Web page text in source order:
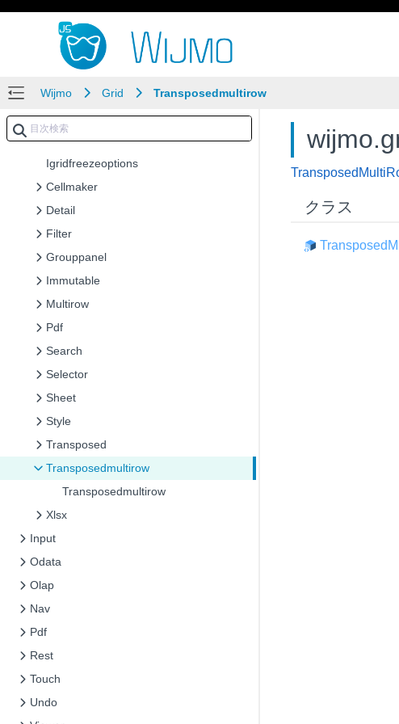
Wijmo Grid Transposedmultirow
Rowcolflags
Selectedstate
Selectionmode
Selmove
Sortorder
Icelltemplatecontext
Igridfreezeoptions
Cellmaker
Detail
Filter
Grouppanel
Immutable
Multirow
Pdf
Search
Selector
Sheet
Style
Transposed
Transposedmultirow
Transposedmultirow
Xlsx
Input
Odata
Olap
Nav
Pdf
Rest
Touch
Undo
クラス
Transposed